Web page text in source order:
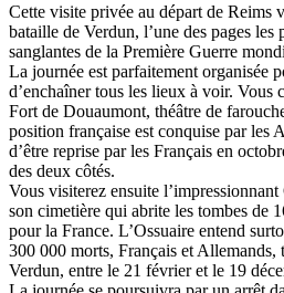
Cette visite privée au départ de Reims
bataille de Verdun, l’une des pages les
sanglantes de la Première Guerre
La journée est parfaitement organisée
d’enchaîner tous les lieux à voir. Vous
Fort de Douaumont, théâtre de
position française est conquise par les
d’être reprise par les Français en
des deux côtés.
Vous visiterez ensuite
son cimetière qui abrite les tombes de
pour la France. L’Ossuaire entend
300 000 morts, Français et Allemands,
Verdun, entre le 21 févrieret le 19